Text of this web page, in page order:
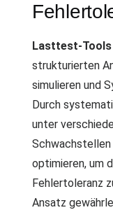
Lasttest-Tools
strukturierten
simulieren und
Durch
unter
optimieren, um
Fehlertoleranz
Ansatz